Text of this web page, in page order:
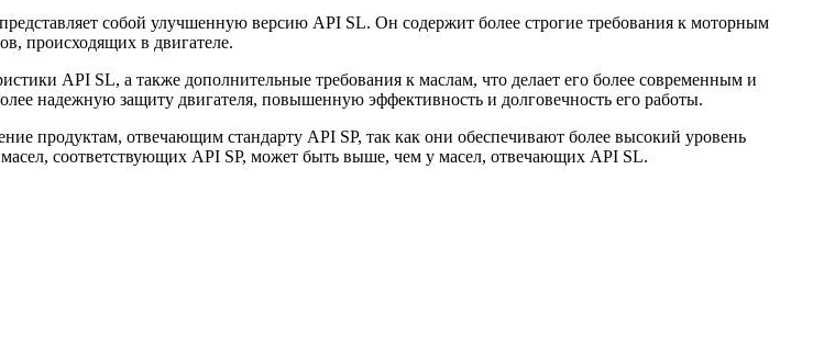
собой улучшенную версию API SL. Он содержит более строгие требования к моторным
происходящих в двигателе.
API SL, а также дополнительные требования к маслам, что делает его более современным и
надежную защиту двигателя, повышенную эффективность и долговечность его работы.
продуктам, отвечающим стандарту API SP, так как они обеспечивают более высокий уровень
соответствующих API SP, может быть выше, чем у масел, отвечающих API SL.